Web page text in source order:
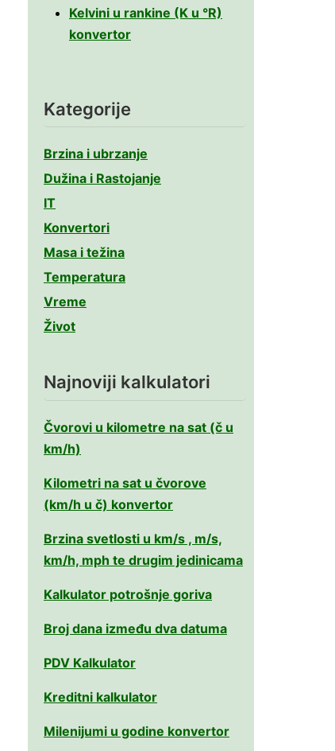
Kelvini u rankine (K u °R)
konvertor
Kategorije
Brzina i ubrzanje
Dužina i Rastojanje
IT
Konvertori
Masa i težina
Temperatura
Vreme
Život
Najnoviji kalkulatori
Čvorovi u kilometre na sat (č u
km/h)
Kilometri na sat u čvorove
(km/h u č) konvertor
Brzina svetlosti u km/s , m/s,
km/h, mph te drugim jedinicama
Kalkulator potrošnje goriva
Broj dana između dva datuma
PDV Kalkulator
Kreditni kalkulator
Milenijumi u godine konvertor